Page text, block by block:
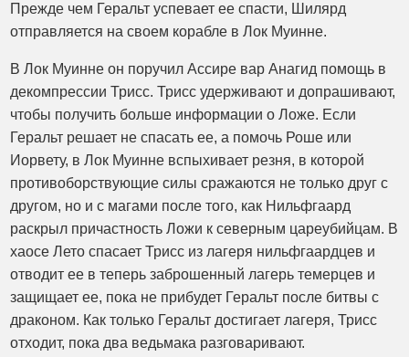
Прежде чем Геральт успевает ее спасти, Шилярд
отправляется на своем корабле в Лок Муинне.
В Лок Муинне он поручил Ассире вар Анагид помощь в
декомпрессии Трисс. Трисс удерживают и допрашивают,
чтобы получить больше информации о Ложе. Если
Геральт решает не спасать ее, а помочь Роше или
Иорвету, в Лок Муинне вспыхивает резня, в которой
противоборствующие силы сражаются не только друг с
другом, но и с магами после того, как Нильфгаард
раскрыл причастность Ложи к северным цареубийцам. В
хаосе Лето спасает Трисс из лагеря нильфгаардцев и
отводит ее в теперь заброшенный лагерь темерцев и
защищает ее, пока не прибудет Геральт после битвы с
драконом. Как только Геральт достигает лагеря, Трисс
отходит, пока два ведьмака разговаривают.